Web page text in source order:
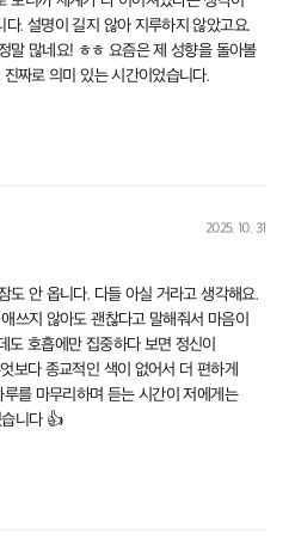
다. 설명이 길지 않아 지루하지 않았고요.
말 많네요! ㅎㅎ 요즘은 제 성향을 돌아볼
짜로 의미 있는 시간이었습니다.
2025. 10. 31
도 안 옵니다. 다들 아실 거라고 생각해요.
쓰지 않아도 괜찮다고 말해줘서 마음이
도 호흡에만 집중하다 보면 정신이
보다 종교적인 색이 없어서 더 편하게
를 마무리하며 듣는 시간이 저에게는
니다 👍